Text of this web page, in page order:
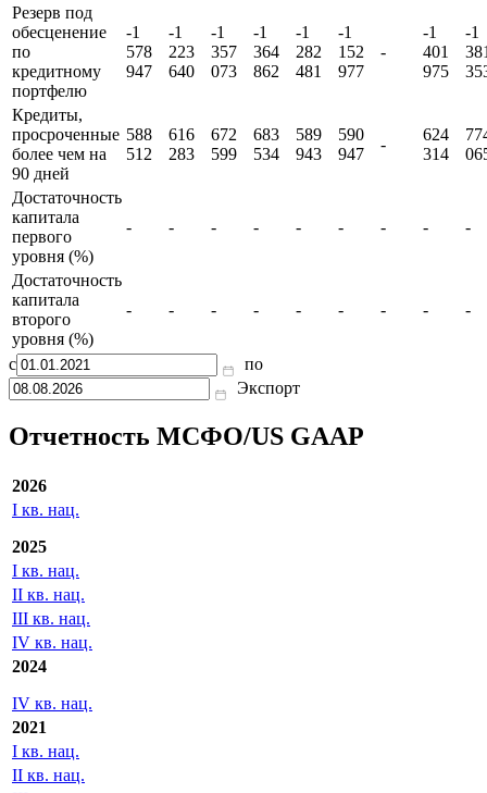
Резерв под
обесценение
по
кредитному
портфелю
-1
578
947
-1
223
640
-1
357
073
-1
364
862
-1
282
481
-1
152
977
-
-1
401
975
-1
Кредиты,
просроченные
более чем на
90 дней
588
512
616
283
672
599
683
534
589
943
590
947
-
624
314
Достаточность
капитала
первого
уровня (%)
- - - - - - - - -
Достаточность
капитала
второго
уровня (%)
- - - - - - - - -
с
по
Экспорт
Отчетность МСФО/US GAAP
2026
I кв. нац.
2025
I кв. нац.
II кв. нац.
III кв. нац.
IV кв. нац.
2024
IV кв. нац.
2021
I кв. нац.
II кв. нац.